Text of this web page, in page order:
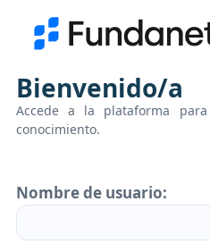
Bienvenido/a
Accede a la plataforma
conocimiento.
Nombre de usuario: